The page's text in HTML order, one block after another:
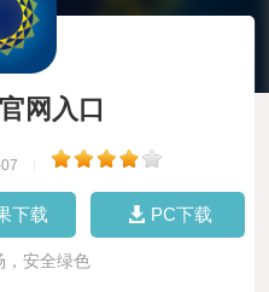
网入口
下载 PC下载
，安全绿色